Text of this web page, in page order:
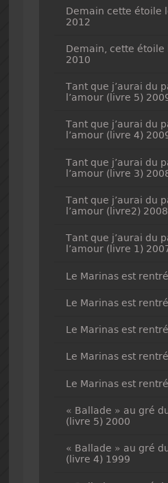
Demain cette étoile
2012
Demain, cette
2010
Tant que j’aurai du
l’amour (livre 5)
Tant que j’aurai du
l’amour (livre 4)
Tant que j’aurai du
l’amour (livre 3)
Tant que j’aurai du
l’amour (livre2) 2008
Tant que j’aurai du
l’amour (livre 1)
Le Marinas est
Le Marinas est
Le Marinas est
Le Marinas est
Le Marinas est
« Ballade » au gré
(livre 5) 2000
« Ballade » au gré
(livre 4) 1999